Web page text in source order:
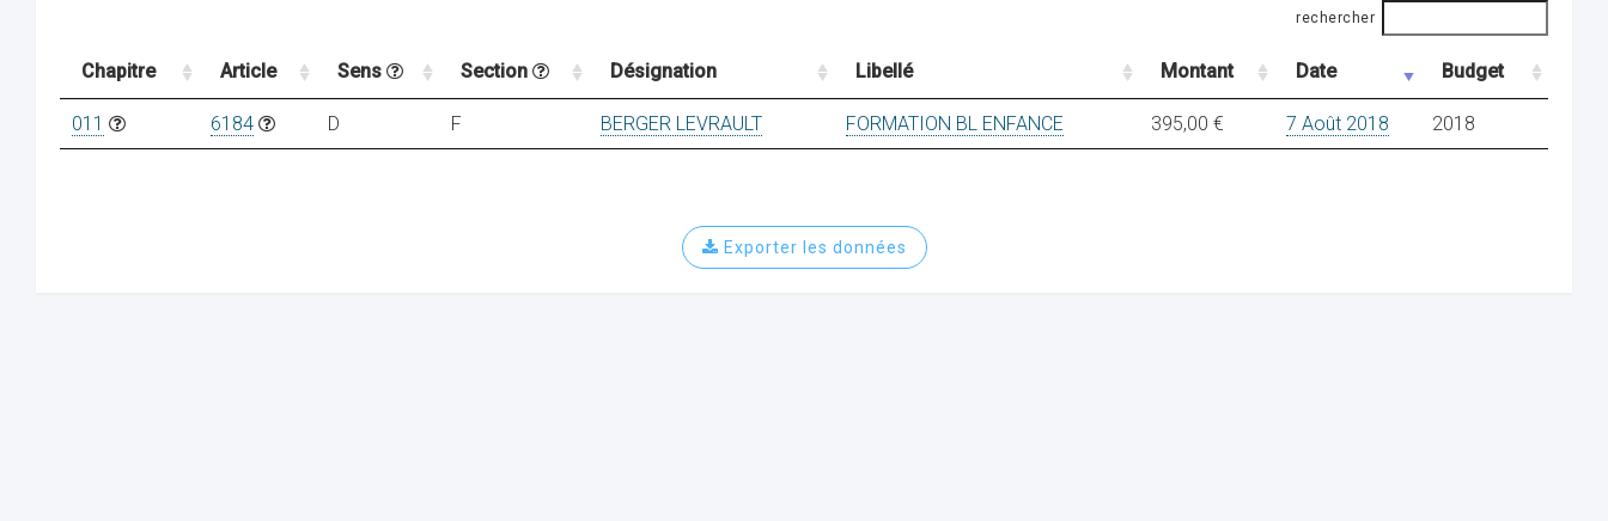
rechercher
Chapitre Article Sens Section Désignation Libellé Montant Date Budget
011 6184 D F BERGER LEVRAULT FORMATION BL ENFANCE 395,00 € 7 Août 2018 2018
Exporter les données